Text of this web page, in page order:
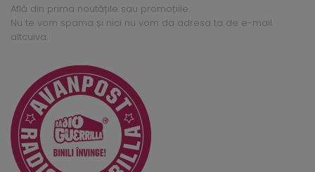
Află din prima noutățile sau promoțiile.
Nu te vom spama și nici nu vom da adresa ta de e-mail
altcuiva.